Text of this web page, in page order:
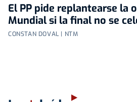
El PP pide replantearse la
Mundial si la final no se
CONSTAN DOVAL | NTM